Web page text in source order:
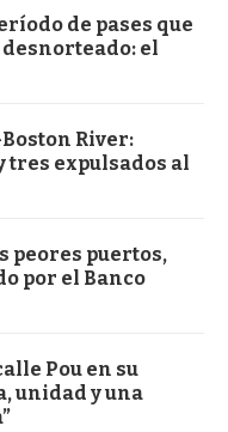
de pases que
desnorteado: el
River:
tres expulsados al
peores puertos,
por el Banco
Pou en su
unidad y una